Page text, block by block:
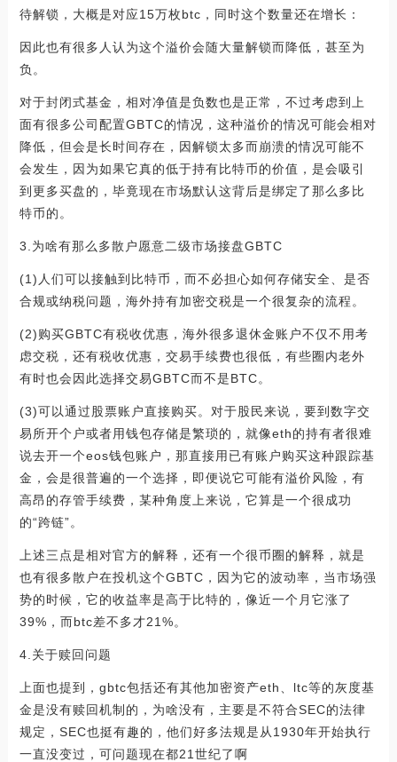
待解锁，大概是对应15万枚btc，同时这个数量还在增长：
因此也有很多人认为这个溢价会随大量解锁而降低，甚至为
负。
对于封闭式基金，相对净值是负数也是正常，不过考虑到上
面有很多公司配置GBTC的情况，这种溢价的情况可能会相对
降低，但会是长时间存在，因解锁太多而崩溃的情况可能不
会发生，因为如果它真的低于持有比特币的价值，是会吸引
到更多买盘的，毕竟现在市场默认这背后是绑定了那么多比
特币的。
3.为啥有那么多散户愿意二级市场接盘GBTC
(1)人们可以接触到比特币，而不必担心如何存储安全、是否
合规或纳税问题，海外持有加密交税是一个很复杂的流程。
(2)购买GBTC有税收优惠，海外很多退休金账户不仅不用考
虑交税，还有税收优惠，交易手续费也很低，有些圈内老外
有时也会因此选择交易GBTC而不是BTC。
(3)可以通过股票账户直接购买。对于股民来说，要到数字交
易所开个户或者用钱包存储是繁琐的，就像eth的持有者很难
说去开一个eos钱包账户，那直接用已有账户购买这种跟踪基
金，会是很普遍的一个选择，即便说它可能有溢价风险，有
高昂的存管手续费，某种角度上来说，它算是一个很成功
的“跨链”。
上述三点是相对官方的解释，还有一个很币圈的解释，就是
也有很多散户在投机这个GBTC，因为它的波动率，当市场强
势的时候，它的收益率是高于比特的，像近一个月它涨了
39%，而btc差不多才21%。
4.关于赎回问题
上面也提到，gbtc包括还有其他加密资产eth、ltc等的灰度基
金是没有赎回机制的，为啥没有，主要是不符合SEC的法律
规定，SEC也挺有趣的，他们好多法规是从1930年开始执行
一直没变过，可问题现在都21世纪了啊